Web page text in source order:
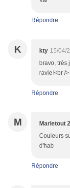
Répondre
K kty 15/04/
bravo, très
ravie!<br /
Répondre
M Marietout
Couleurs
d'hab
Répondre